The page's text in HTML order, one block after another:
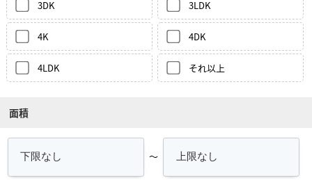
3DK 3LDK
4K 4DK
4LDK それ以上
面積
～